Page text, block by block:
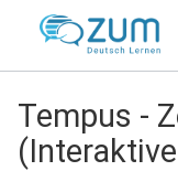
Tempus -